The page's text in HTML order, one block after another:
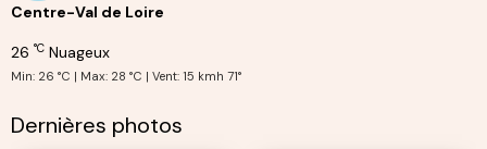
Centre-Val de Loire
26 °C Nuageux
Min: 26 °C | Max: 28 °C | Vent: 15 kmh 71°
Dernières photos